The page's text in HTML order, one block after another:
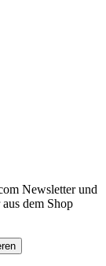
Newsletter und
dem Shop